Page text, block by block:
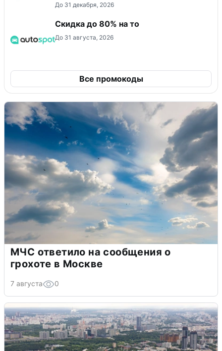
До 31 декабря, 2026
Скидка до 80% на то
До 31 августа, 2026
Все промокоды
МЧС ответило на сообщения о
грохоте в Москве
7 августа 0